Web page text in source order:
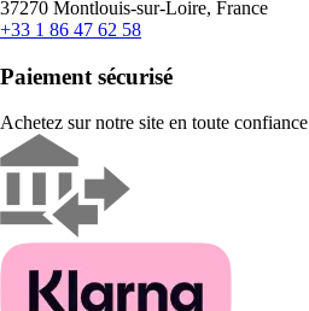
37270 Montlouis-sur-Loire, France
+33 1 86 47 62 58
Paiement sécurisé
Achetez sur notre site en toute confiance